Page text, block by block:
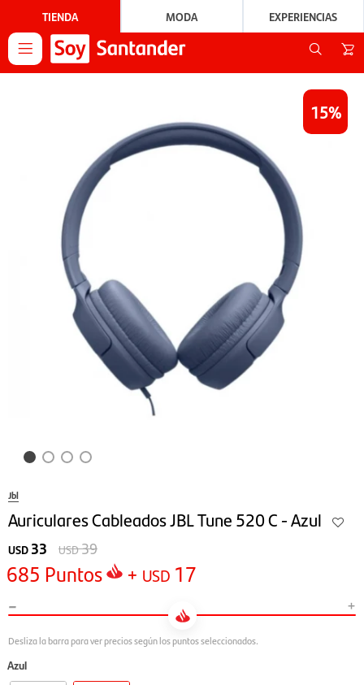
TIENDA MODA EXPERIENCIAS

15
Jbl
Auriculares Cableados JBL Tune 520 C - Azul
USD 33 USD39
685 Puntos + USD 17
- +
Azul